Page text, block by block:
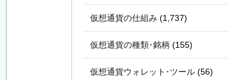
仮想通貨の仕組み (1,737)
仮想通貨の種類･銘柄 (155)
仮想通貨ウォレット･ツール (56)